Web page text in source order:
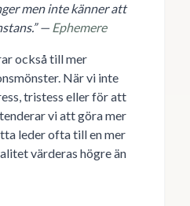
men inte känner att
— Ephemere
också till mer
När vi inte
tristess eller för att
vi att göra mer
leder ofta till en mer
värderas högre än